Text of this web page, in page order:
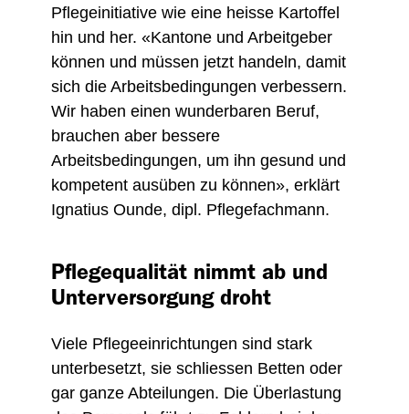
Pflegeinitiative wie eine heisse Kartoffel
hin und her. «Kantone und Arbeitgeber
können und müssen jetzt handeln, damit
sich die Arbeitsbedingungen verbessern.
Wir haben einen wunderbaren Beruf,
brauchen aber bessere
Arbeitsbedingungen, um ihn gesund und
kompetent ausüben zu können», erklärt
Ignatius Ounde, dipl. Pflegefachmann.
Pflegequalität nimmt ab und
Unterversorgung droht
Viele Pflegeeinrichtungen sind stark
unterbesetzt, sie schliessen Betten oder
gar ganze Abteilungen. Die Überlastung